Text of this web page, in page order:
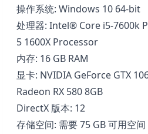
操作系统: Windows 10 64-bit
处理器: Intel® Core i5-7600k
5 1600X Processor
内存: 16 GB RAM
显卡: NVIDIA GeForce GTX
Radeon RX 580 8GB
DirectX 版本: 12
存储空间: 需要 75 GB 可用空间